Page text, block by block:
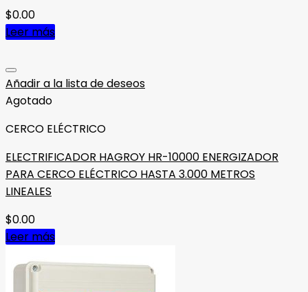
$0.00
Leer más
Añadir a la lista de deseos
Agotado
CERCO ELÉCTRICO
ELECTRIFICADOR HAGROY HR-10000 ENERGIZADOR
PARA CERCO ELÉCTRICO HASTA 3.000 METROS
LINEALES
$0.00
Leer más